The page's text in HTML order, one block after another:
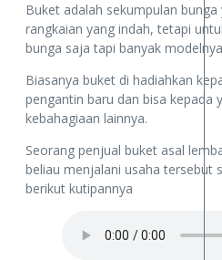
Buket adalah sekumpulan
rangkaian yang indah, tetapi
bunga saja tapi banyak
Biasanya buket di hadiahkan
pengantin baru dan bisa kepada
kebahagiaan lainnya.
Seorang penjual buket asal
beliau menjalani usaha tersebut
berikut kutipannya